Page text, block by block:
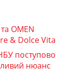
OMEN
& Dolce Vita
поступово
нюанс